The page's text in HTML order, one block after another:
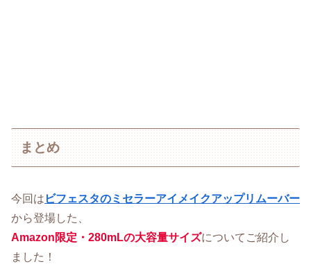
まとめ
今回は ビフェスタのミセラーアイメイクアップリムーバー
から登場した、
Amazon限定・280mLの大容量サイズについてご紹介し
ました！